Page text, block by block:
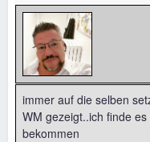
immer auf die selben
WM gezeigt..ich finde
bekommen